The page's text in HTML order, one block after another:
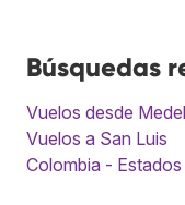
Búsquedas
Vuelos desde
Vuelos a San Luis
Colombia -